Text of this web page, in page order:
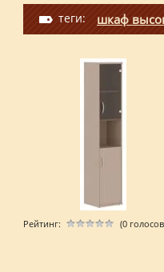
теги: шкаф
Рейтинг: (0